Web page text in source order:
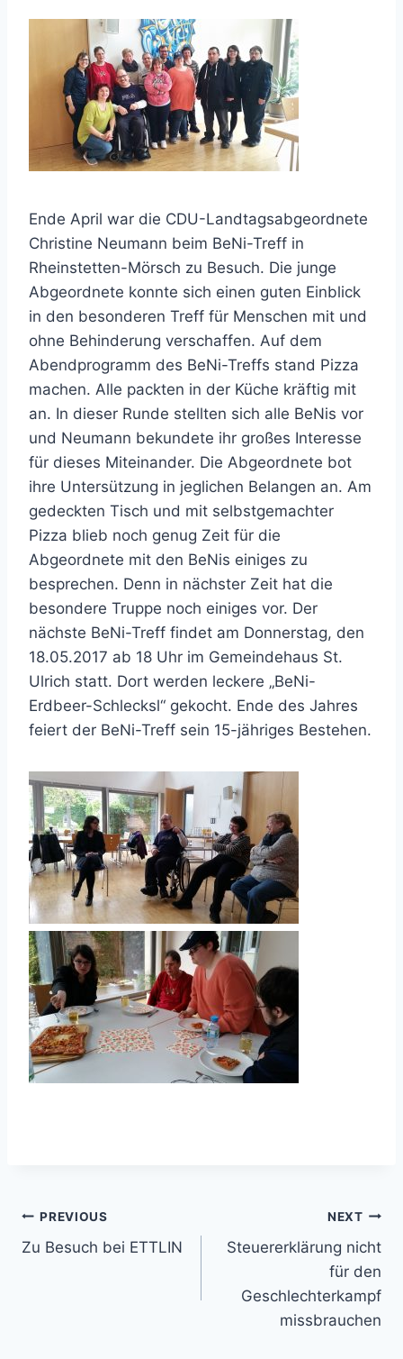
Ende April war die CDU-Landtagsabgeordnete
Christine Neumann beim BeNi-Treff in
Rheinstetten-Mörsch zu Besuch. Die junge
Abgeordnete konnte sich einen guten Einblick
in den besonderen Treff für Menschen mit und
ohne Behinderung verschaffen. Auf dem
Abendprogramm des BeNi-Treffs stand Pizza
machen. Alle packten in der Küche kräftig mit
an. In dieser Runde stellten sich alle BeNis vor
und Neumann bekundete ihr großes Interesse
für dieses Miteinander. Die Abgeordnete bot
ihre Untersützung in jeglichen Belangen an. Am
gedeckten Tisch und mit selbstgemachter
Pizza blieb noch genug Zeit für die
Abgeordnete mit den BeNis einiges zu
besprechen. Denn in nächster Zeit hat die
besondere Truppe noch einiges vor. Der
nächste BeNi-Treff findet am Donnerstag, den
18.05.2017 ab 18 Uhr im Gemeindehaus St.
Ulrich statt. Dort werden leckere „BeNi-
Erdbeer-Schlecksl“ gekocht. Ende des Jahres
feiert der BeNi-Treff sein 15-jähriges Bestehen.
Beitragsnavigation
PREVIOUS
Zu Besuch bei ETTLIN
NEXT
Steuererklärung nicht
für den
Geschlechterkampf
missbrauchen